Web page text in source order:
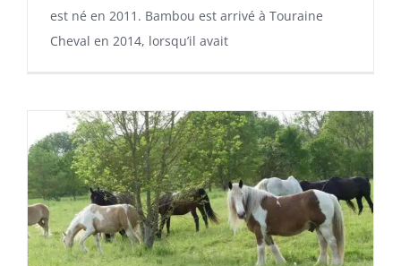
est né en 2011. Bambou est arrivé à Touraine
Cheval en 2014, lorsqu’il avait